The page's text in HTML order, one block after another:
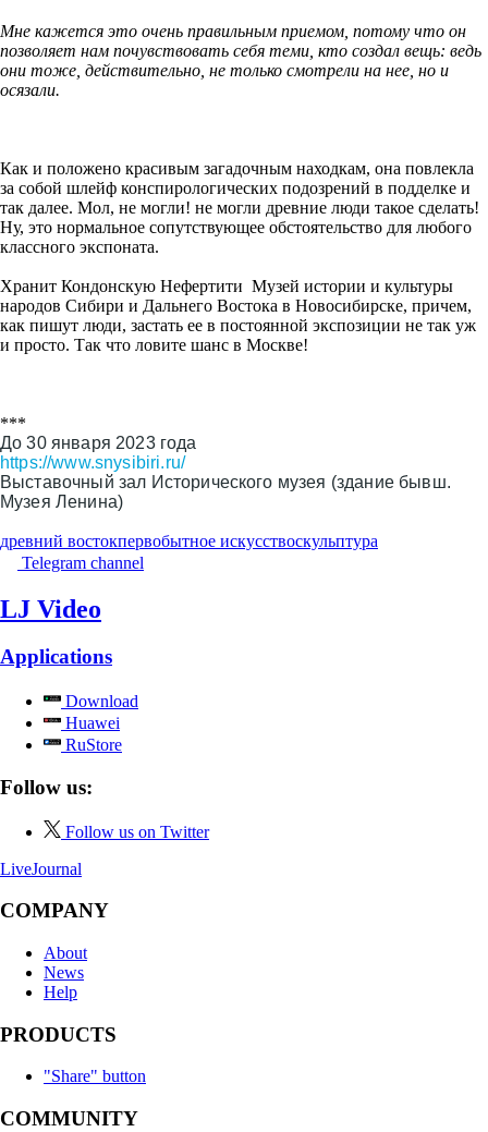
Мне кажется это очень правильным приемом, потому что он
позволяет нам почувствовать себя теми, кто создал вещь: ведь
они тоже, действительно, не только смотрели на нее, но и
осязали.
Как и положено красивым загадочным находкам, она повлекла
за собой шлейф конспирологических подозрений в подделке и
так далее. Мол, не могли! не могли древние люди такое сделать!
Ну, это нормальное сопутствующее обстоятельство для любого
классного экспоната.
Хранит Кондонскую Нефертити Музей истории и культуры
народов Сибири и Дальнего Востока в Новосибирске, причем,
как пишут люди, застать ее в постоянной экспозиции не так уж
и просто. Так что ловите шанс в Москве!
***
До 30 января 2023 года
https://www.snysibiri.ru/
Выставочный зал Исторического музея (здание бывш.
Музея Ленина)
древний востокпервобытное искусствоскульптура
Telegram channel
LJ Video
Applications
Download
Huawei
RuStore
Follow us:
Follow us on Twitter
LiveJournal
COMPANY
About
News
Help
PRODUCTS
"Share" button
COMMUNITY